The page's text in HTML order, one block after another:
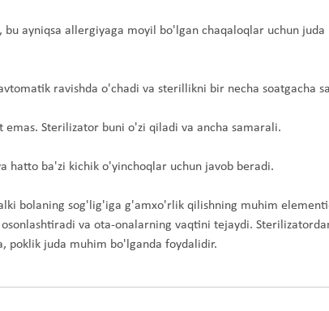
ayniqsa allergiyaga moyil bo'lgan chaqaloqlar uchun juda
ravishda o'chadi va sterillikni bir necha soatgacha
Sterilizator buni o'zi qiladi va ancha samarali.
hatto ba'zi kichik o'yinchoqlar uchun javob beradi.
bolaning sog'lig'iga g'amxo'rlik qilishning muhim
va ota-onalarning vaqtini tejaydi.
poklik juda muhim bo'lganda foydalidir.